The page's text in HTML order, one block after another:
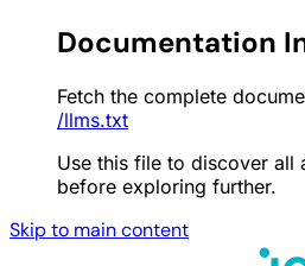
Documentation
Fetch the complete
/llms.txt
Use this file to discover all
before exploring further.
Skip to main content